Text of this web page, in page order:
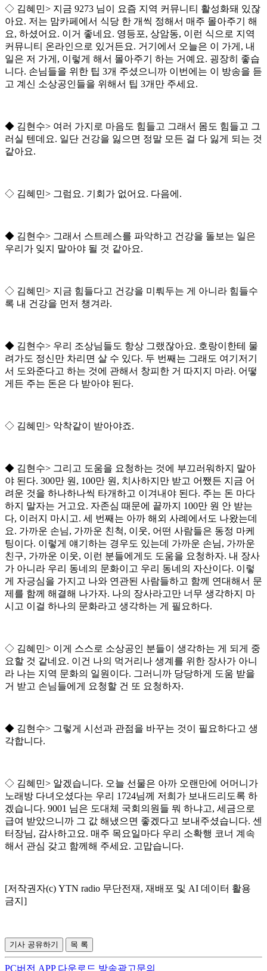
◇ 김혜민> 지금 9273 님이 요즘 지역 커뮤니티 활성화돼 있잖
아요. 저는 맘카페에서 식당 한 개씩 정해서 매주 몰아주기 해
요, 하셨어요. 이거 좋네요. 영등포, 상암동, 이런 식으로 지역
커뮤니티 온라인으로 있거든요. 거기에서 오늘은 이 가게 , 내
일은 저 가게 , 이렇게 해서 몰아주기 하는 거예요. 굉장히 좋습
니다. 손님들을 위한 팁 3개 주셨으니까 이번에는 이 방송을 듣
고 계신 소상공인들을 위해서 팁 3개만 주세요.
◆ 김현수> 여러 가지로 마음도 힘들고 그래서 몸도 힘들고 그
러실 텐데요. 일단 건강을 잃으면 정말 모든 걸 다 잃게 되는 것
같아요.
◇ 김혜민> 그럼요. 기회가 없어요. 다음에 .
◆ 김현수> 그래서 스트레스를 파악하고 건강을 돌보는 일은
우리가 잊지 말아야 될 것 같아요.
◇ 김혜민> 지금 힘들다고 건강을 미뤄두는 게 아니라 힘들수
록 내 건강을 먼저 챙겨라.
◆ 김현수> 우리 조상님들도 항상 그랬잖아요. 호랑이한테 물
려가도 정신만 차리면 살 수 있다. 두 번째는 그래도 여기저기
서 도와준다고 하는 것에 관해서 창피한 거 따지지 마라. 어떻
게든 주는 돈은 다 받아야 된다.
◇ 김혜민> 악착같이 받아야죠.
◆ 김현수> 그리고 도움을 요청하는 것에 부끄러워하지 말아
야 된다. 300만 원 , 100만 원 , 치사하지만 받고 어쨌든 지금 어
려운 것을 하나하나씩 타개하고 이겨내야 된다. 주는 돈 마다
하지 말자는 거고요. 자존심 때문에 끝까지 100만 원 안 받는
다, 이러지 마시고. 세 번째는 아까 해외 사례에서도 나왔는데
요. 가까운 손님, 가까운 친척, 이웃, 어떤 사람들은 동정 마케
팅이다. 이렇게 얘기하는 경우도 있는데 가까운 손님, 가까운
친구, 가까운 이웃, 이런 분들에게도 도움을 요청하자. 내 장사
가 아니라 우리 동네의 문화이고 우리 동네의 자산이다. 이렇
게 자긍심을 가지고 나와 연관된 사람들하고 함께 연대해서 문
제를 함께 해결해 나가자. 나의 장사라고만 너무 생각하지 마
시고 이걸 하나의 문화라고 생각하는 게 필요하다.
◇ 김혜민> 이게 스스로 소상공인 분들이 생각하는 게 되게 중
요할 것 같네요. 이건 나의 먹거리나 생계를 위한 장사가 아니
라 나는 지역 문화의 일원이다. 그러니까 당당하게 도움 받을
거 받고 손님들에게 요청할 건 또 요청하자.
◆ 김현수> 그렇게 시선과 관점을 바꾸는 것이 필요하다고 생
각합니다.
◇ 김혜민> 알겠습니다. 오늘 선물은 아까 오랜만에 어머니가
노래방 다녀오셨다는 우리 1724님께 저희가 보내드리도록 하
겠습니다. 9001 님은 도대체 국회의원들 뭐 하냐고, 세금으로
급여 받았으니까 그 값 해냈으면 좋겠다고 보내주셨습니다. 센
터장님, 감사하고요. 매주 목요일마다 우리 소확행 코너 계속
해서 관심 갖고 함께해 주세요. 고맙습니다.
[저작권자(c) YTN radio 무단전재, 재배포 및 AI 데이터 활용
금지]
기사 공유하기 목 록
PC버전 APP 다운로드 방송광고문의